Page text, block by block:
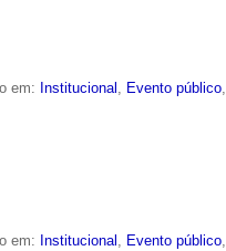
em: Institucional Evento público
em: Institucional , Evento público,